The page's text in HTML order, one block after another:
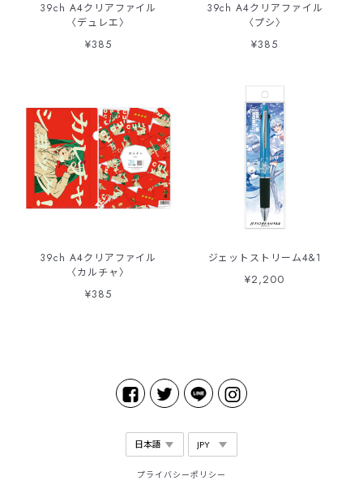
39ch A4クリアファイル
〈デュレエ〉
¥385
39ch A4クリアファイル
〈プシ〉
¥385
39ch A4クリアファイル
〈カルチャ〉
¥385
ジェットストリーム4&1
¥2,200
プライバシーポリシー